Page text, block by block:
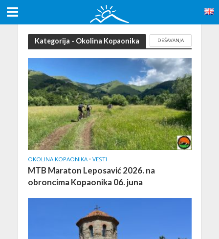
Kategorija - Okolina Kopaonika DEŠAVANJA
OKOLINA KOPAONIKA • VESTI
MTB Maraton Leposavić 2026. na
obroncima Kopaonika 06. juna